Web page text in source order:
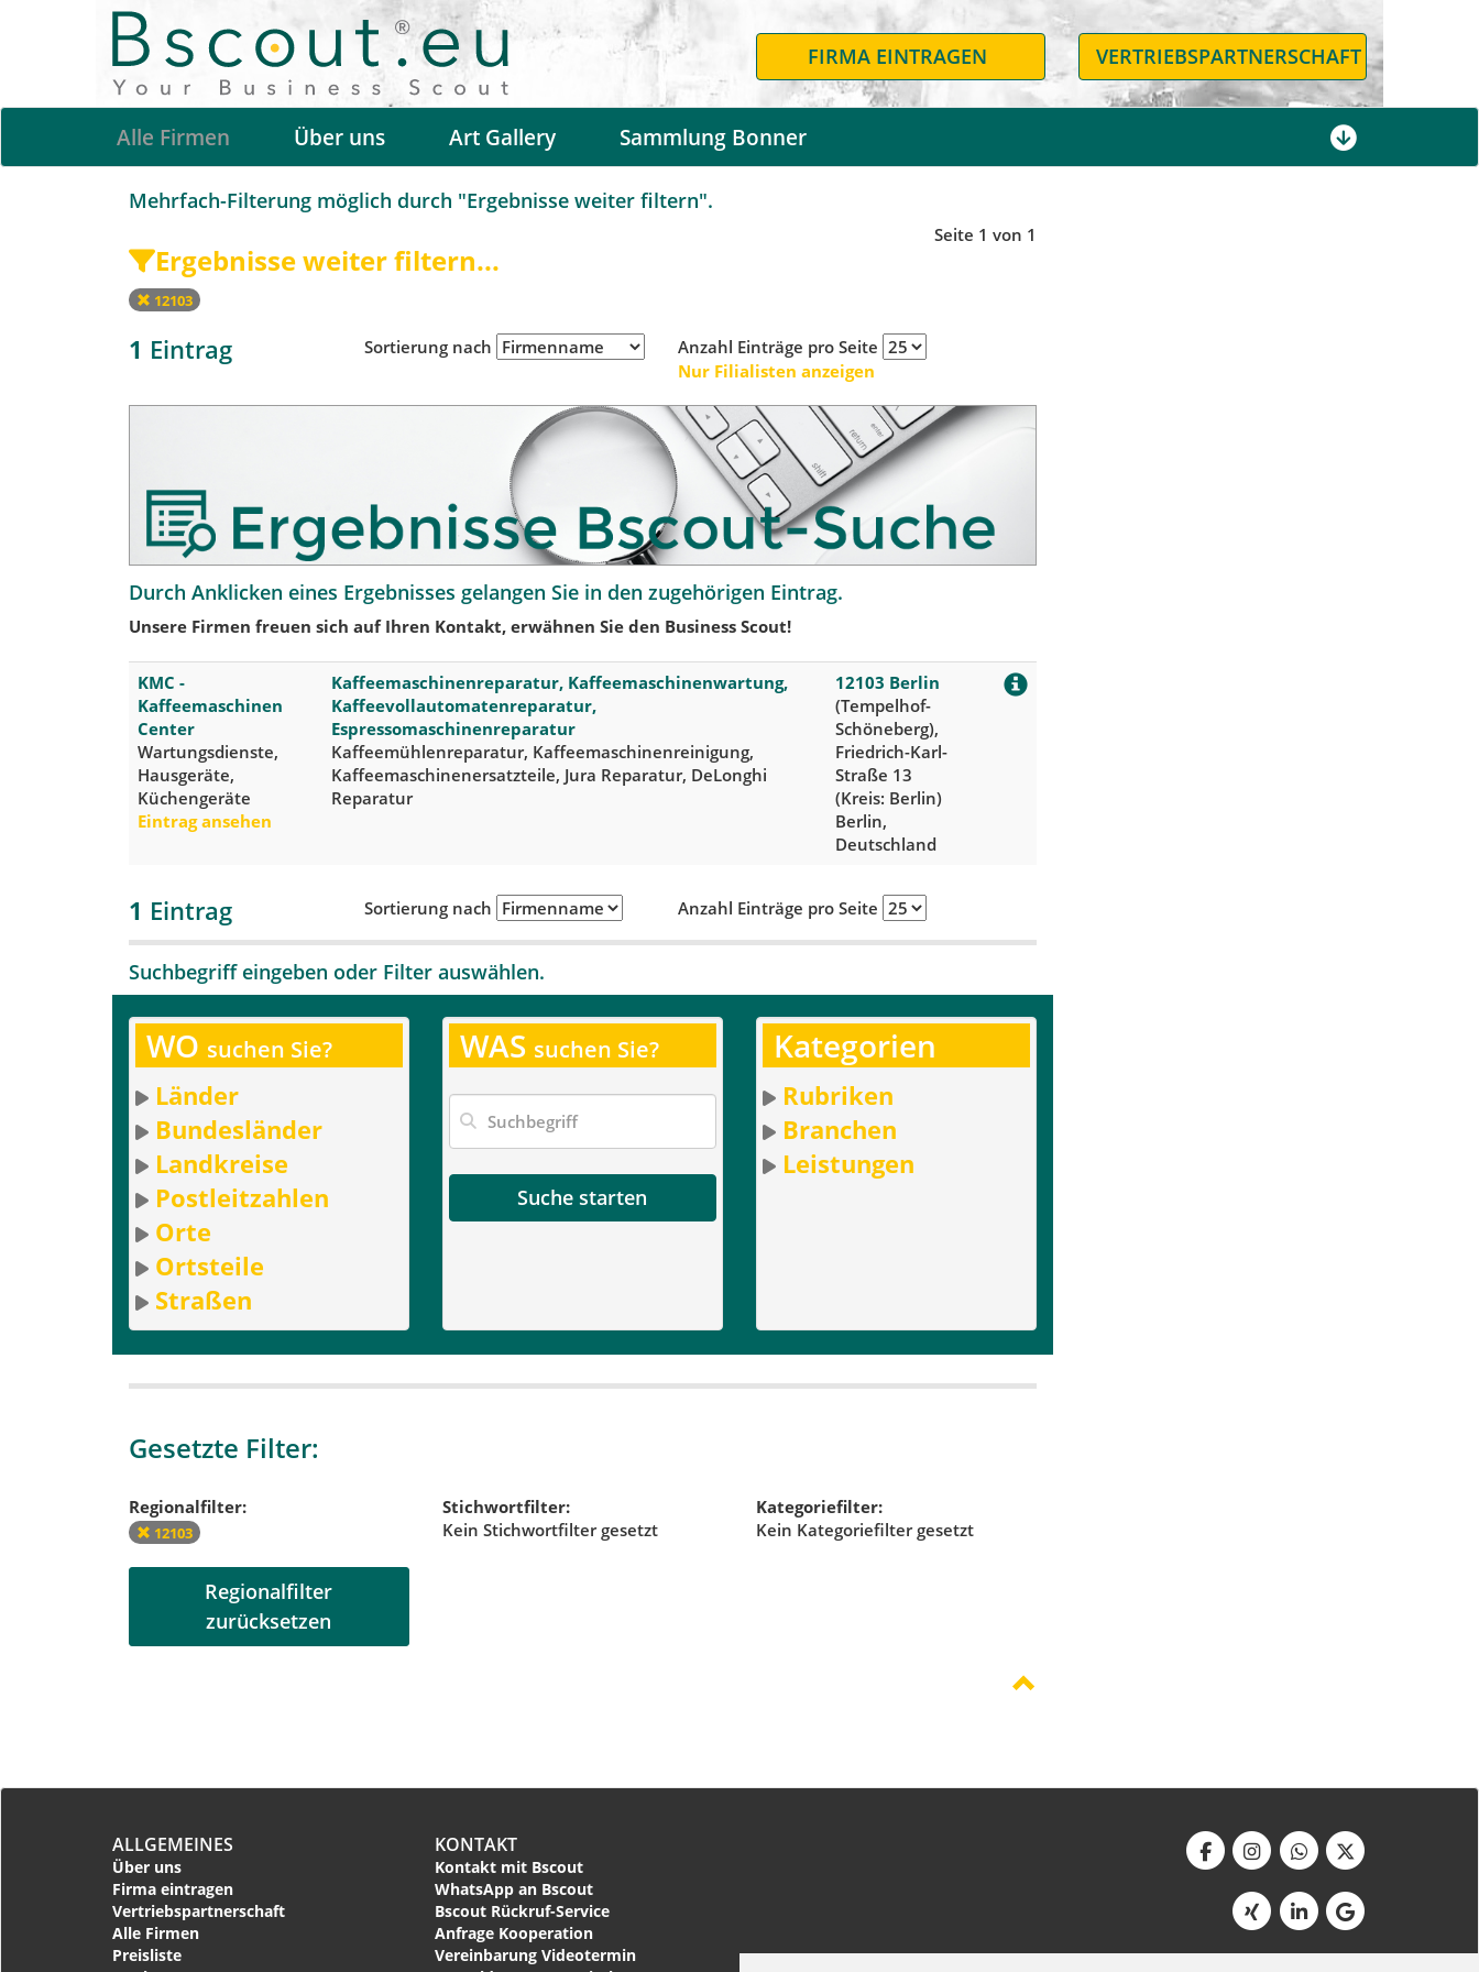
FIRMA EINTRAGEN VERTRIEBSPARTNERSCHAFT
Alle Firmen Über uns Art Gallery Sammlung Bonner
Mehrfach-Filterung möglich durch "Ergebnisse weiter filtern".
Ergebnisse weiter filtern...
Seite 1 von 1
12103
1 Eintrag Sortierung nach
Anzahl Einträge pro Seite
Nur Filialisten anzeigen
Durch Anklicken eines Ergebnisses gelangen Sie in den zugehörigen Eintrag.
Unsere Firmen freuen sich auf Ihren Kontakt, erwähnen Sie den Business Scout!
KMC -
Kaffeemaschinen
Center
Wartungsdienste,
Hausgeräte,
Küchengeräte
Eintrag ansehen
Kaffeemaschinenreparatur, Kaffeemaschinenwartung,
Kaffeevollautomatenreparatur,
Espressomaschinenreparatur
Kaffeemühlenreparatur, Kaffeemaschinenreinigung,
Kaffeemaschinenersatzteile, Jura Reparatur, DeLonghi
Reparatur
12103 Berlin
(Tempelhof-
Schöneberg),
Friedrich-Karl-
Straße 13
(Kreis: Berlin)
Berlin,
Deutschland
1 Eintrag Sortierung nach Anzahl Einträge pro Seite
Suchbegriff eingeben oder Filter auswählen.
WO suchen Sie?
Länder
Bundesländer
Landkreise
Postleitzahlen
Orte
Ortsteile
Straßen
WAS suchen Sie?
Suche starten
Kategorien
Rubriken
Branchen
Leistungen
Gesetzte Filter:
Regionalfilter:
12103
Stichwortfilter:
Kein Stichwortfilter gesetzt
Kategoriefilter:
Kein Kategoriefilter gesetzt
Regionalfilter
zurücksetzen
ALLGEMEINES
Über uns
Firma eintragen
Vertriebspartnerschaft
Alle Firmen
Preisliste
KONTAKT
Kontakt mit Bscout
WhatsApp an Bscout
Bscout Rückruf-Service
Anfrage Kooperation
Vereinbarung Videotermin